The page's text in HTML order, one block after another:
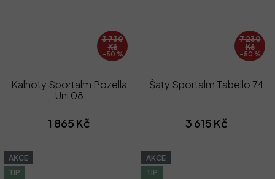
3 730
Kč
–50 %
Kalhoty Sportalm Pozella
Uni 08
1 865 Kč
7 230
Kč
–50 %
Šaty Sportalm Tabello 74
3 615 Kč
AKCE
TIP
AKCE
TIP